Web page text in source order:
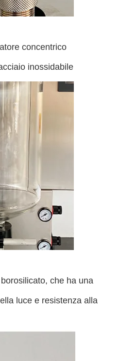
concentrico
inossidabile
che ha una
luce e resistenza alla